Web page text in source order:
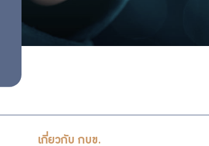
บุคคล
เกี่ยวกับ กบข.